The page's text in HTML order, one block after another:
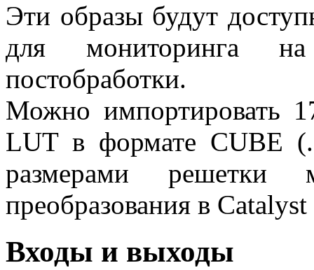
Эти образы будут
для мониторинга
постобработки.
Можно импортировать
LUT в формате CUBE
размерами решетки
преобразования в
Входы и выходы